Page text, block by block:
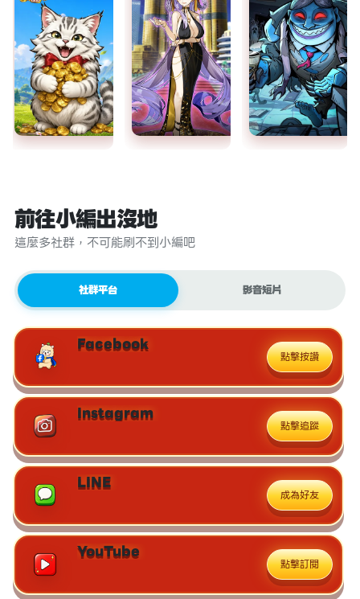
前往小編出沒地
這麼多社群，不可能刷不到小編吧
社群平台 影音短片
Facebook
點擊按讚
Instagram
點擊追蹤
LINE
成為好友
YouTube
點擊訂閱